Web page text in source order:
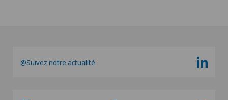
@Suivez notre actualité